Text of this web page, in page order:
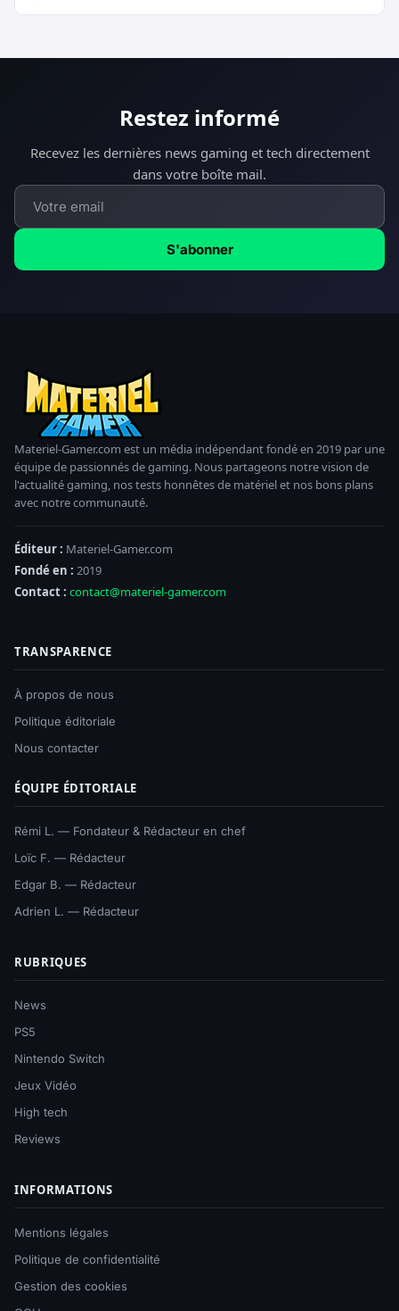
Restez informé
Recevez les dernières news gaming et tech directement
dans votre boîte mail.
S'abonner
Materiel-Gamer.com est un média indépendant fondé en 2019 par une
équipe de passionnés de gaming. Nous partageons notre vision de
l'actualité gaming, nos tests honnêtes de matériel et nos bons plans
avec notre communauté.
Éditeur : Materiel-Gamer.com
Fondé en : 2019
Contact : contact@materiel-gamer.com
TRANSPARENCE
À propos de nous
Politique éditoriale
Nous contacter
ÉQUIPE ÉDITORIALE
Rémi L. — Fondateur & Rédacteur en chef
Loïc F. — Rédacteur
Edgar B. — Rédacteur
Adrien L. — Rédacteur
RUBRIQUES
News
PS5
Nintendo Switch
Jeux Vidéo
High tech
Reviews
INFORMATIONS
Mentions légales
Politique de confidentialité
Gestion des cookies